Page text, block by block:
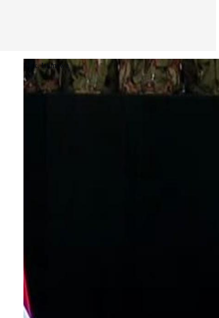
Dok. Istimewa